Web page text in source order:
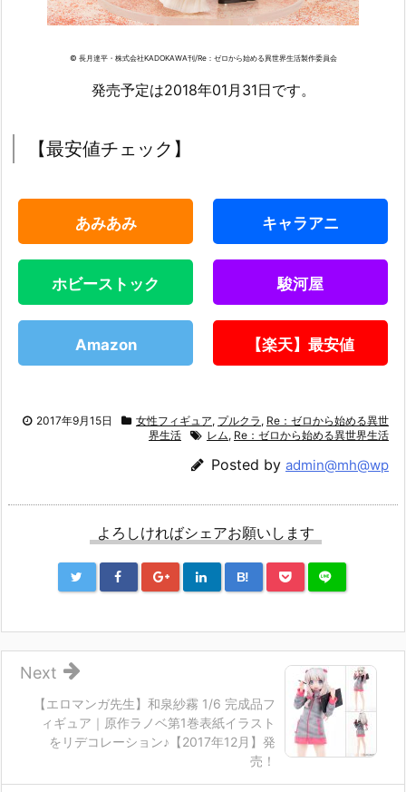
© 長月達平・株式会社KADOKAWA刊/Re：ゼロから始める異世界生活製作委員会
発売予定は2018年01月31日です。
【最安値チェック】
あみあみ キャラアニ
ホビーストック 駿河屋
Amazon 【楽天】最安値
2017年9月15日 女性フィギュア, プルクラ , Re：ゼロから始める異世
界生活
レム, Re：ゼロから始める異世界生活
Posted by admin@mh@wp
よろしければシェアお願いします
B!
【エロマンガ先生】和泉紗霧 1/6 完成品フ
ィギュア｜原作ラノベ第1巻表紙イラスト
をリデコレーション♪【2017年12月】発
売！
Next